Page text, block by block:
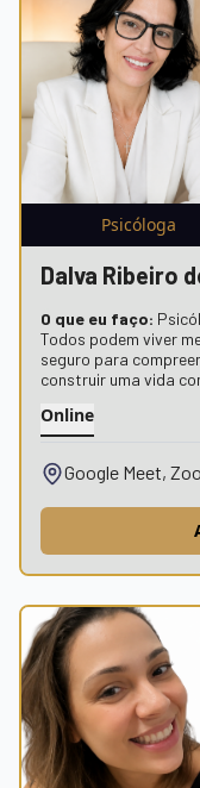
Psicóloga
Dalva Ribeiro
O que eu faço:
Todos podem viver
seguro para
construir uma vida
Online
Google Meet,